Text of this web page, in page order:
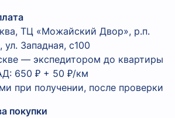
ТЦ «Можайский Двор», р.п.
Западная, с100
— экспедитором до квартиры
650 ₽ + 50 ₽/км
при получении, после проверки
покупки